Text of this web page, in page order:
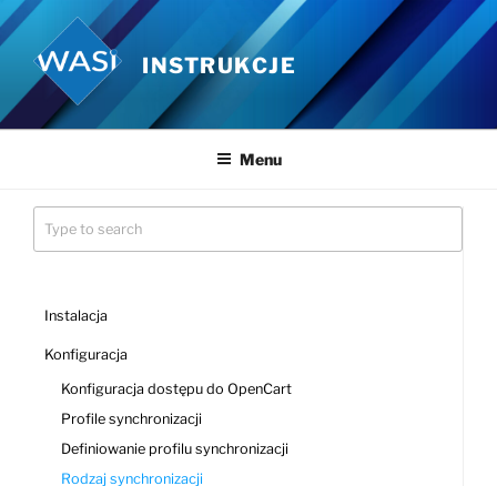
Przejdź
do
treści
INSTRUKCJE
Menu
Instalacja
Konfiguracja
Konfiguracja dostępu do OpenCart
Profile synchronizacji
Definiowanie profilu synchronizacji
Rodzaj synchronizacji